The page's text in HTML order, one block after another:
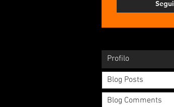
Segui
Profilo
Blog Posts
Blog Comments